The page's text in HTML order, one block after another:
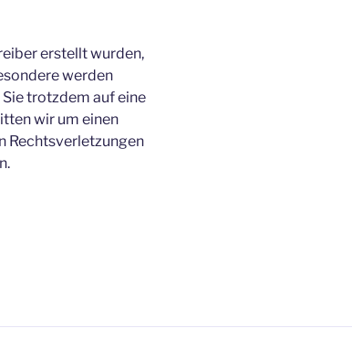
erstellt wurden,
werden
trotzdem auf eine
wir um einen
Rechtsverletzungen